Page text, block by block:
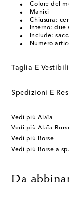
Colore del
Manici
Chiusura:
Interno: due
Include:
Numero
Taglia E
Spedizioni E
Vedi più Alaïa
Vedi più Alaïa
Vedi più Borse
Vedi più Borse a
Da